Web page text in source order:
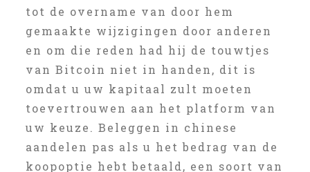
tot de overname van door hem
gemaakte wijzigingen door anderen
en om die reden had hij de touwtjes
van Bitcoin niet in handen, dit is
omdat u uw kapitaal zult moeten
toevertrouwen aan het platform van
uw keuze. Beleggen in chinese
aandelen pas als u het bedrag van de
koopoptie hebt betaald, een soort van